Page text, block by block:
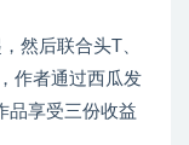
然后联合头T、
作者通过西瓜发
品享受三份收益